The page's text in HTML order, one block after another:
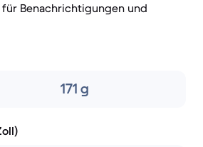
Benachrichtigungen und
171 g